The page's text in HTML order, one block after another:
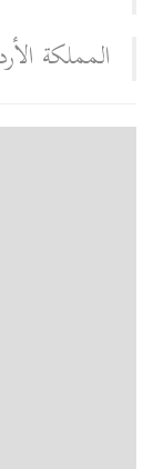
المملكة